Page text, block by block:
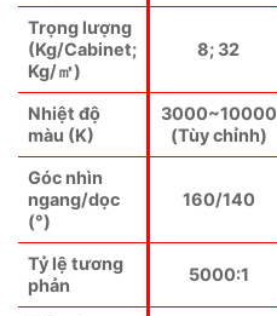
Trọng lượng
(Kg/Cabinet;
Kg/㎡)
8; 32
Nhiệt độ
màu (K)
3000~10000
(Tùy chỉnh)
Góc nhìn
ngang/dọc
(°)
160/140
Tỷ lệ tương
phản
5000:1